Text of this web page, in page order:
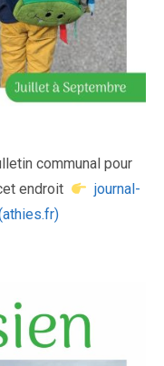
communal pour
endroit
journal-